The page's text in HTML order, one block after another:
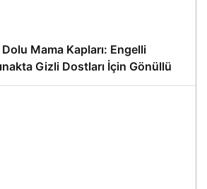
Dolu Mama Kapları: Engelli
Gizli Dostları İçin Gönüllü